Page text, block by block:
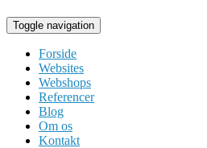
Toggle navigation
Forside
Websites
Webshops
Referencer
Blog
Om os
Kontakt